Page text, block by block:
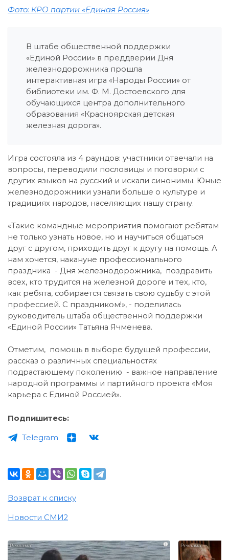
Фото: КРО партии «Единая Россия»
В штабе общественной поддержки
«Единой России» в преддверии Дня
железнодорожника прошла
интерактивная игра «Народы России» от
библиотеки им. Ф. М. Достоевского для
обучающихся центра дополнительного
образования «Красноярская детская
железная дорога».
Игра состояла из 4 раундов: участники отвечали на
вопросы, переводили пословицы и поговорки с
других языков на русский и искали синонимы. Юные
железнодорожники узнали больше о культуре и
традициях народов, населяющих нашу страну.
«Такие командные мероприятия помогают ребятам
не только узнать новое, но и научиться общаться
друг с другом, приходить друг к другу на помощь. А
нам хочется, накануне профессионального
праздника - Дня железнодорожника, поздравить
всех, кто трудится на железной дороге и тех, кто,
как ребята, собирается связать свою судьбу с этой
профессией. С праздником!», - поделилась
руководитель штаба общественной поддержки
«Единой России» Татьяна Ячменева.
Отметим, помощь в выборе будущей профессии,
рассказ о различных специальностях
подрастающему поколению - важное направление
народной программы и партийного проекта «Моя
карьера с Единой Россией».
Подпишитесь:
Telegram
Возврат к списку
Новости СМИ2
i